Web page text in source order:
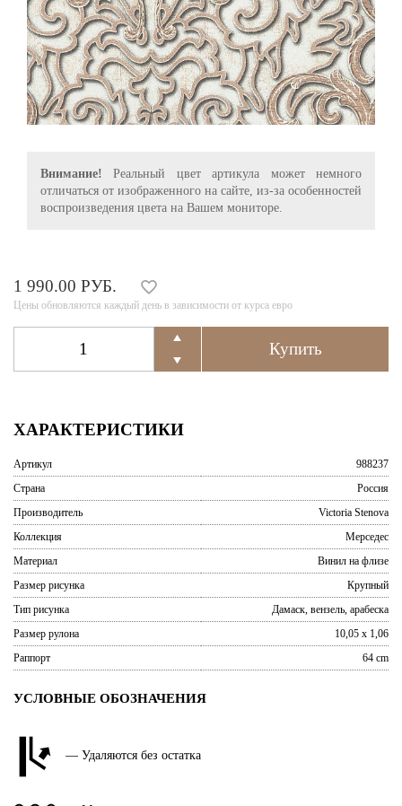
Внимание! Реальный цвет артикула может немного
отличаться от изображенного на сайте, из-за особенностей
воспроизведения цвета на Вашем мониторе.
1 990.00 РУБ.
Цены обновляются каждый день в зависимости от курса евро
ХАРАКТЕРИСТИКИ
Артикул
988237
Страна
Россия
Производитель
Victoria Stenova
Коллекция
Мерседес
Материал
Винил на флизе
Размер рисунка
Крупный
Тип рисунка
Дамаск, вензель, арабеска
Размер рулона
10,05 x 1,06
Раппорт
64 cm
УСЛОВНЫЕ ОБОЗНАЧЕНИЯ
— Удаляются без остатка